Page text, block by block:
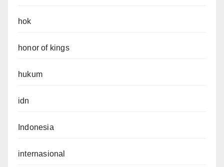
hok
honor of kings
hukum
idn
Indonesia
internasional